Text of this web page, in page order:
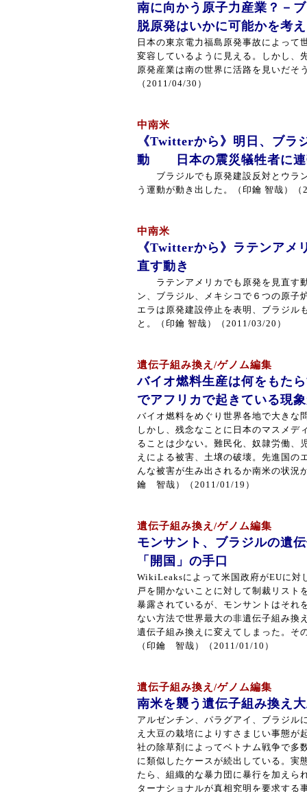
南に向かう原子力産業？－
脱原発はいかに可能かを
日本の東京電力福島原発事故によって
変容しているように見える。しかし、
原発産業は南の世界に活路を見いだそ
（2011/04/30）
中南米
《Twitterから》明日、ブラ
動 日本の震災犠牲者に連
ブラジルでも原発建設反対とウラ
う運動が動き出した。（印鑰 智哉）
中南米
《Twitterから》ラテンアメ
直す動き
ラテンアメリカでも原発を見直す
ン、ブラジル、メキシコで６つの原子
エラは原発建設停止を表明、ブラジル
と。（印鑰 智哉）（2011/03/20）
遺伝子組み換え/ゲノム編集
バイオ燃料生産は何をもた
でアフリカで起きている現
バイオ燃料をめぐり世界各地で大きな
しかし、残念なことに日本のマスメデ
ることは少ない。難民化、奴隷労働、
えによる被害、土壌の破壊。先進国の
んな被害が生み出されるか南米の状況
鑰 智哉）（2011/01/19）
遺伝子組み換え/ゲノム編集
モンサント、ブラジルの遺
「開国」の手口
WikiLeaksによって米国政府がEUに対
戸を開かないことに対して制裁リスト
暴露されているが、モンサントはそれ
ない方法で世界最大の非遺伝子組み換
遺伝子組み換えに変えてしまった。そ
（印鑰 智哉）（2011/01/10）
遺伝子組み換え/ゲノム編集
南米を襲う遺伝子組み換え
アルゼンチン、パラグアイ、ブラジル
え大豆の栽培によりすさまじい事態が
社の除草剤によってベトナム戦争で多
に類似したケースが続出している。実
たら、組織的な暴力団に暴行を加えら
ターナショナルが真相究明を要求する